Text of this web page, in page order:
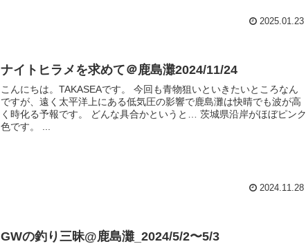
2025.01.23
ナイトヒラメを求めて＠鹿島灘2024/11/24
こんにちは。TAKASEAです。 今回も青物狙いといきたいところなん
ですが、遠く太平洋上にある低気圧の影響で鹿島灘は快晴でも波が高
く時化る予報です。 どんな具合かというと… 茨城県沿岸がほぼピンク
色です。 ...
2024.11.28
GWの釣り三昧@鹿島灘_2024/5/2〜5/3